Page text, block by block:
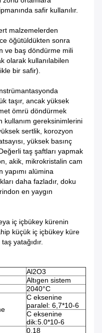
safir kullanılır.
malzemelerden
öğütüldükten sonra
ve baş döndürme mili
olarak kullanılabilen
bir safir).
taşır, ancak yüksek
ömrü döndürmek
kullanım gereksinimlerini
sertlik, korozyon
yüksek basınç
taş şaftları yapmak
akik, mikrokristalin cam
yapımı alümina
daha fazladır, doku
en yaygın
iç içbükey kürenin
küçük iç içbükey küre
yatağıdır.
Al2O3
Altıgen sistem
2040°C
C eksenine
paralel: 6,7*10-6
C eksenine
dik:5.0*10-6
0,18